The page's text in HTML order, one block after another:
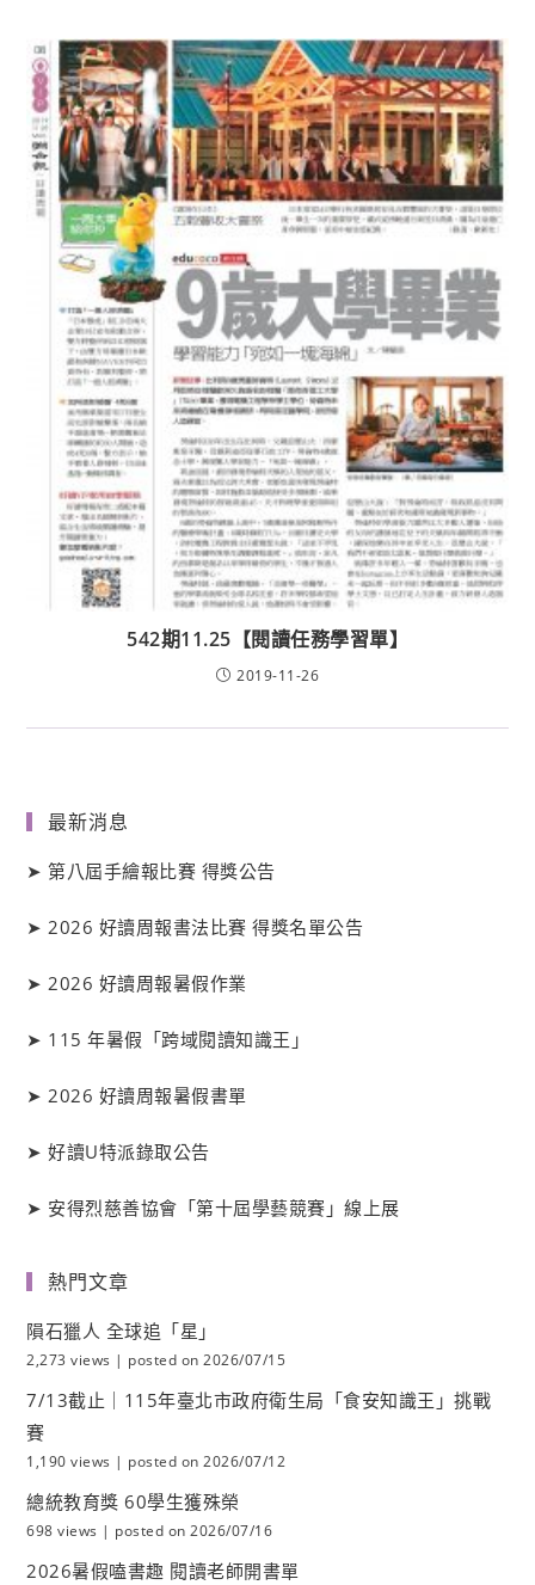
542期11.25【閱讀任務學習單】
2019-11-26
最新消息
➤第八屆手繪報比賽 得獎公告
➤2026 好讀周報書法比賽 得獎名單公告
➤2026 好讀周報暑假作業
➤ 115 年暑假「跨域閱讀知識王」
➤2026 好讀周報暑假書單
➤好讀U特派錄取公告
➤ 安得烈慈善協會「第十屆學藝競賽」線上展
熱門文章
隕石獵人 全球追「星」
2,273 views | posted on 2026/07/15
7/13截止｜115年臺北市政府衛生局「食安知識王」挑戰
賽
1,190 views | posted on 2026/07/12
總統教育獎 60學生獲殊榮
698 views | posted on 2026/07/16
2026暑假嗑書趣 閱讀老師開書單